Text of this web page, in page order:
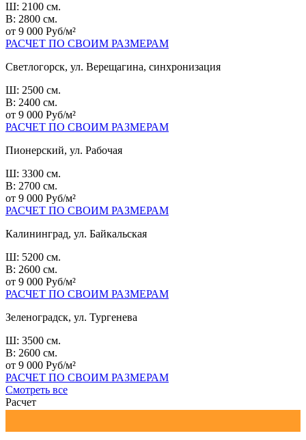
Ш: 2100 см.
В: 2800 см.
от 9 000 Руб/м²
РАСЧЕТ ПО СВОИМ РАЗМЕРАМ
Светлогорск, ул. Верещагина, синхронизация
Ш: 2500 см.
В: 2400 см.
от 9 000 Руб/м²
РАСЧЕТ ПО СВОИМ РАЗМЕРАМ
Пионерский, ул. Рабочая
Ш: 3300 см.
В: 2700 см.
от 9 000 Руб/м²
РАСЧЕТ ПО СВОИМ РАЗМЕРАМ
Калининград, ул. Байкальская
Ш: 5200 см.
В: 2600 см.
от 9 000 Руб/м²
РАСЧЕТ ПО СВОИМ РАЗМЕРАМ
Зеленоградск, ул. Тургенева
Ш: 3500 см.
В: 2600 см.
от 9 000 Руб/м²
РАСЧЕТ ПО СВОИМ РАЗМЕРАМ
Смотреть все
Расчет